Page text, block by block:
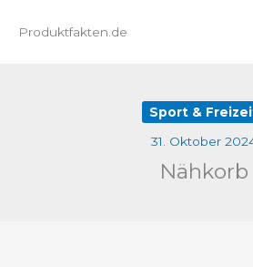
InhaltProduktfakten.de
Sport &
31. Oktober
Nähkorb